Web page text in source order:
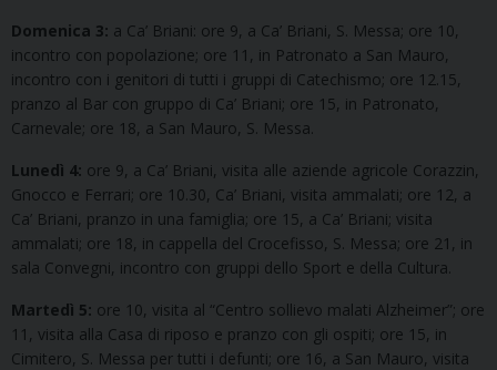
Domenica 3: a Ca’ Briani: ore 9, a Ca’ Briani, S. Messa; ore 10,
incontro con popolazione; ore 11, in Patronato a San Mauro,
incontro con i genitori di tutti i gruppi di Catechismo; ore 12.15,
pranzo al Bar con gruppo di Ca’ Briani; ore 15, in Patronato,
Carnevale; ore 18, a San Mauro, S. Messa.
Lunedì 4: ore 9, a Ca’ Briani, visita alle aziende agricole Corazzin,
Gnocco e Ferrari; ore 10.30, Ca’ Briani, visita ammalati; ore 12, a
Ca’ Briani, pranzo in una famiglia; ore 15, a Ca’ Briani; visita
ammalati; ore 18, in cappella del Crocefisso, S. Messa; ore 21, in
sala Convegni, incontro con gruppi dello Sport e della Cultura.
Martedì 5: ore 10, visita al “Centro sollievo malati Alzheimer”; ore
11, visita alla Casa di riposo e pranzo con gli ospiti; ore 15, in
Cimitero, S. Messa per tutti i defunti; ore 16, a San Mauro, visita